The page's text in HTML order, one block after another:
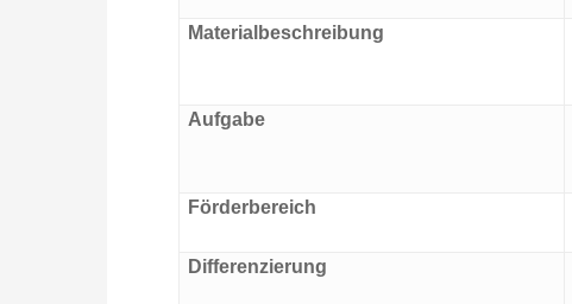
Materialbeschreibung
Aufgabe
Förderbereich
Differenzierung